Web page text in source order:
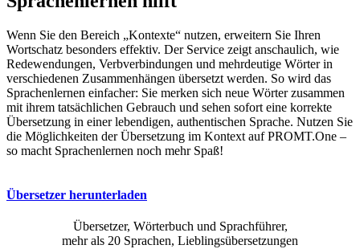
Wenn Sie den Bereich „Kontexte“ nutzen, erweitern Sie Ihren
Wortschatz besonders effektiv. Der Service zeigt anschaulich, wie
Redewendungen, Verbverbindungen und mehrdeutige Wörter in
verschiedenen Zusammenhängen übersetzt werden. So wird das
Sprachenlernen einfacher: Sie merken sich neue Wörter zusammen
mit ihrem tatsächlichen Gebrauch und sehen sofort eine korrekte
Übersetzung in einer lebendigen, authentischen Sprache. Nutzen Sie
die Möglichkeiten der Übersetzung im Kontext auf PROMT.One –
so macht Sprachenlernen noch mehr Spaß!
Übersetzer herunterladen
Übersetzer, Wörterbuch und Sprachführer,
mehr als 20 Sprachen, Lieblingsübersetzungen